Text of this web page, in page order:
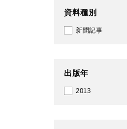
資料種別
新聞記事
出版年
2013